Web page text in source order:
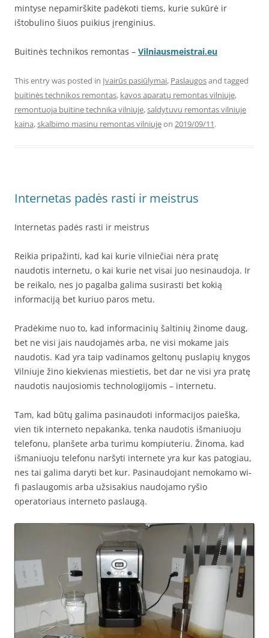
mintyse nepamirškite padėkoti tiems, kurie sukūrė ir
ištobulino šiuos puikius įrenginius.
Buitinės technikos remontas – Vilniausmeistrai.eu
This entry was posted in Įvairūs pasiūlymai, Paslaugosand tagged
buitinės technikos remontas, kavos aparatų remontas vilniuje,
remontuoja buitine technika vilniuje,saldytuvu remontas vilniuje
kaina,skalbimo masinu remontas vilniujeon 2019/09/11.
Internetas padės rasti ir meistrus
Internetas padės rasti ir meistrus
Reikia pripažinti, kad kai kurie vilniečiai nėra pratę
naudotis internetu, o kai kurie net visai juo nesinaudoja. Ir
be reikalo, nes jo pagalba galima susirasti bet kokią
informaciją bet kuriuo paros metu.
Pradėkime nuo to, kad informacinių šaltinių žinome daug,
bet ne visi jais naudojamės arba, ne visi mokame jais
naudotis. Kad yra taip vadinamos geltonų puslapių knygos
Vilniuje žino kiekvienas miestietis, bet dar ne visi yra pratę
naudotis naujosiomis technologijomis – internetu.
Tam, kad būtų galima pasinaudoti informacijos paieška,
vien tik interneto nepakanka, tenka naudotis išmaniuoju
telefonu, planšete arba turimu kompiuteriu. Žinoma, kad
išmaniuoju telefonu naršyti internete yra kur kas patogiau,
nes tai galima daryti bet kur. Pasinaudojant nemokamo wi-
fi paslaugomis arba užsisakius naudojamo ryšio
operatoriaus interneto paslaugą.